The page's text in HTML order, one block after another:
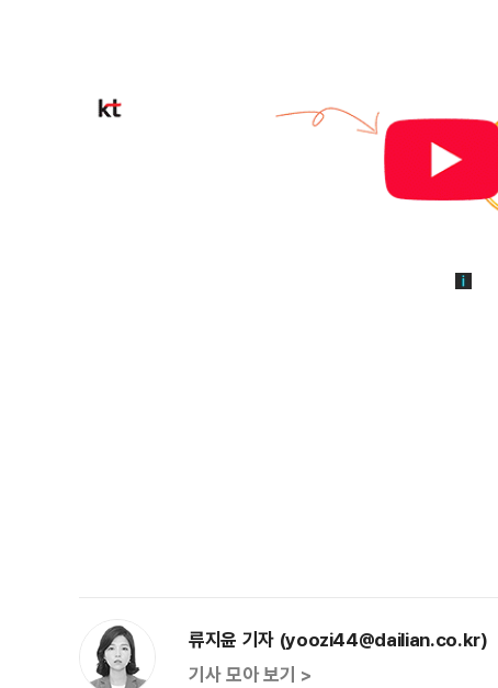
류지윤 기자 (yoozi44@dailian.co.kr)
기사 모아 보기 >